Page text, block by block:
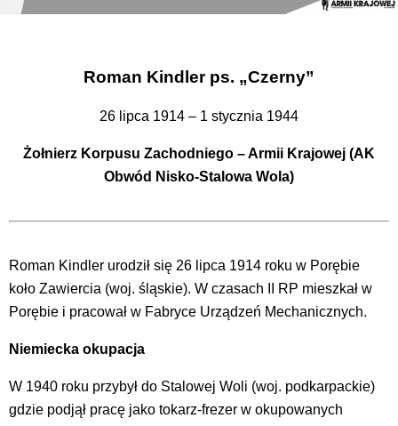
Roman Kindler ps. „Czerny”
26 lipca 1914 – 1 stycznia 1944
Żołnierz Korpusu Zachodniego – Armii Krajowej (AK
Obwód Nisko-Stalowa Wola)
Roman Kindler urodził się 26 lipca 1914 roku w Porębie
koło Zawiercia (woj. śląskie). W czasach II RP mieszkał w
Porębie i pracował w Fabryce Urządzeń Mechanicznych.
Niemiecka okupacja
W 1940 roku przybył do Stalowej Woli (woj. podkarpackie)
gdzie podjął pracę jako tokarz-frezer w okupowanych